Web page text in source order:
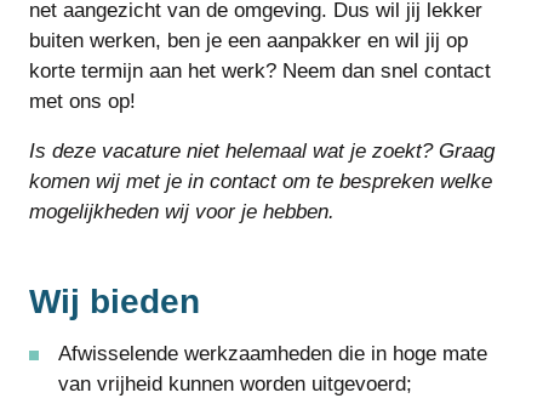
net aangezicht van de omgeving. Dus wil jij lekker
buiten werken, ben je een aanpakker en wil jij op
korte termijn aan het werk? Neem dan snel contact
met ons op!
Is deze vacature niet helemaal wat je zoekt? Graag
komen wij met je in contact om te bespreken welke
mogelijkheden wij voor je hebben.
Wij bieden
Afwisselende werkzaamheden die in hoge mate
van vrijheid kunnen worden uitgevoerd;